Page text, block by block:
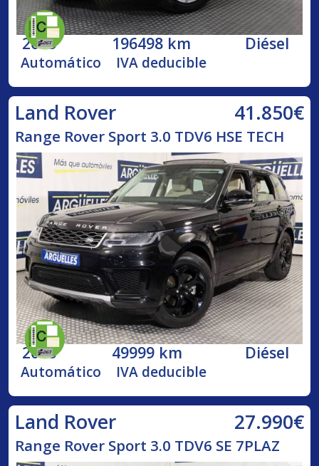
2015 196498 km Diésel
Automático IVA deducible
Land Rover 41.850€
Range Rover Sport 3.0 TDV6 HSE TECH
2018 49999 km Diésel
Automático IVA deducible
Land Rover 27.990€
Range Rover Sport 3.0 TDV6 SE 7PLAZ